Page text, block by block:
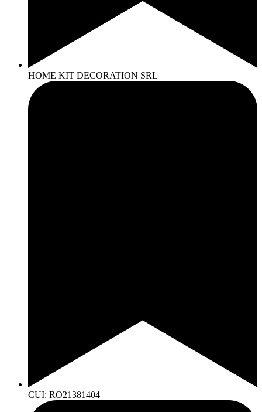
HOME KIT DECORATION SRL
CUI: RO21381404